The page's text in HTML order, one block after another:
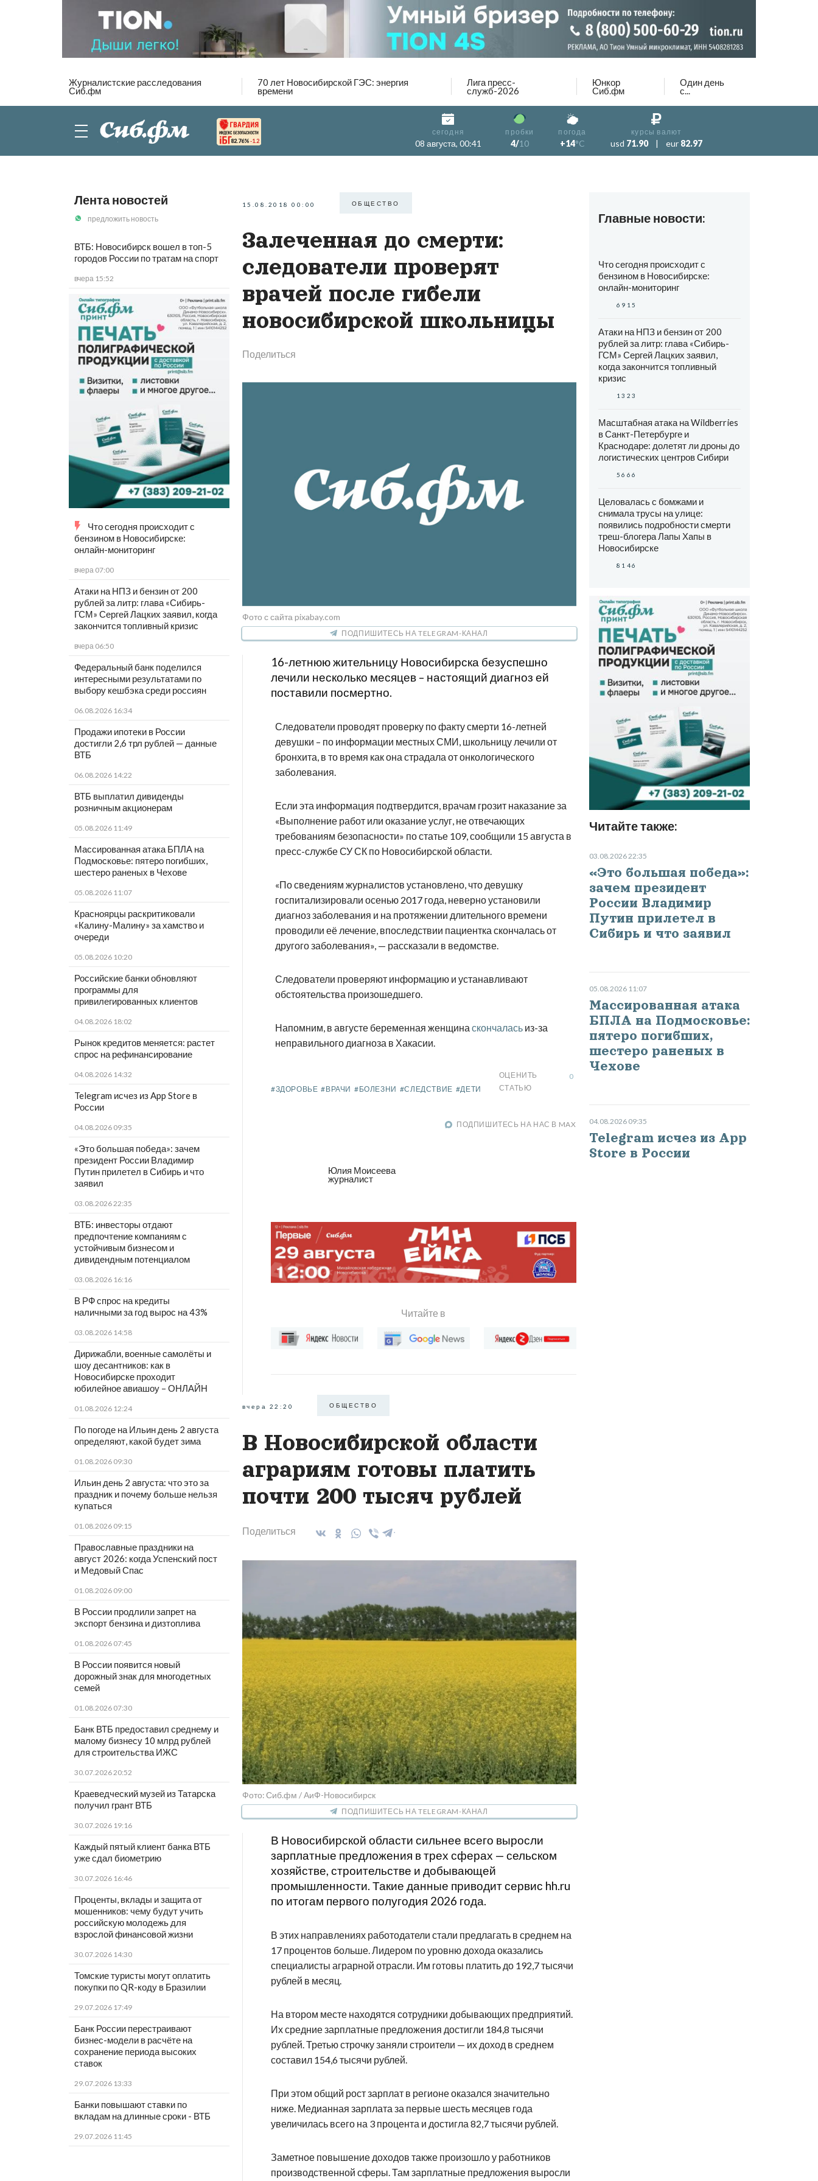
Журналистские расследования
Сиб.фм
70 лет Новосибирской ГЭС: энергия
времени
Лига пресс-
служб-2026
Юнкор
Сиб.фм
Один день
с...
82.76% -1.2
сегодня
08 августа, 00:41
пробки
4/10
погода
+14°C
курсы валют
usd 71.90 | eur 82.97
Лента новостей
предложить новость
ВТБ: Новосибирск вошел в топ-5
городов России по тратам на спорт
вчера 15:52
Что сегодня происходит с
бензином в Новосибирске:
онлайн-мониторинг
вчера 07:00
Атаки на НПЗ и бензин от 200
рублей за литр: глава «Сибирь-
ГСМ» Сергей Лацких заявил, когда
закончится топливный кризис
вчера 06:50
Федеральный банк поделился
интересными результатами по
выбору кешбэка среди россиян
06.08.2026 16:34
Продажи ипотеки в России
достигли 2,6 трл рублей — данные
ВТБ
06.08.2026 14:22
ВТБ выплатил дивиденды
розничным акционерам
05.08.2026 11:49
Массированная атака БПЛА на
Подмосковье: пятеро погибших,
шестеро раненых в Чехове
05.08.2026 11:07
Красноярцы раскритиковали
«Калину-Малину» за хамство и
очереди
05.08.2026 10:20
Российские банки обновляют
программы для
привилегированных клиентов
04.08.2026 18:02
Рынок кредитов меняется: растет
спрос на рефинансирование
04.08.2026 14:32
Telegram исчез из App Store в
России
04.08.2026 09:35
«Это большая победа»: зачем
президент России Владимир
Путин прилетел в Сибирь и что
заявил
03.08.2026 22:35
ВТБ: инвесторы отдают
предпочтение компаниям с
устойчивым бизнесом и
дивидендным потенциалом
03.08.2026 16:16
В РФ спрос на кредиты
наличными за год вырос на 43%
03.08.2026 14:58
Дирижабли, военные самолёты и
шоу десантников: как в
Новосибирске проходит
юбилейное авиашоу – ОНЛАЙН
01.08.2026 12:24
По погоде на Ильин день 2 августа
определяют, какой будет зима
01.08.2026 09:30
Ильин день 2 августа: что это за
праздник и почему больше нельзя
купаться
01.08.2026 09:15
Православные праздники на
август 2026: когда Успенский пост
и Медовый Спас
01.08.2026 09:00
В России продлили запрет на
экспорт бензина и дизтоплива
01.08.2026 07:45
В России появится новый
дорожный знак для многодетных
семей
01.08.2026 07:30
Банк ВТБ предоставил среднему и
малому бизнесу 10 млрд рублей
для строительства ИЖС
30.07.2026 20:52
Краеведческий музей из Татарска
получил грант ВТБ
30.07.2026 19:16
Каждый пятый клиент банка ВТБ
уже сдал биометрию
30.07.2026 16:46
Проценты, вклады и защита от
мошенников: чему будут учить
российскую молодежь для
взрослой финансовой жизни
30.07.2026 14:30
Томские туристы могут оплатить
покупки по QR-коду в Бразилии
29.07.2026 17:49
Банк России перестраивают
бизнес-модели в расчёте на
сохранение периода высоких
ставок
29.07.2026 13:33
Банки повышают ставки по
вкладам на длинные сроки - ВТБ
29.07.2026 11:45
15.08.2018 00:00 ОБЩЕСТВО
Залеченная до смерти:
следователи проверят
врачей после гибели
новосибирской школьницы
Поделиться
Фото с сайта pixabay.com
ПОДПИШИТЕСЬ НА TELEGRAM-КАНАЛ
16-летнюю жительницу Новосибирска безуспешно
лечили несколько месяцев – настоящий диагноз ей
поставили посмертно.
Следователи проводят проверку по факту смерти 16-летней
девушки – по информации местных СМИ, школьницу лечили от
бронхита, в то время как она страдала от онкологического
заболевания.
Если эта информация подтвердится, врачам грозит наказание за
«Выполнение работ или оказание услуг, не отвечающих
требованиям безопасности» по статье 109, сообщили 15 августа в
пресс-службе СУ СК по Новосибирской области.
«По сведениям журналистов установлено, что девушку
госпитализировали осенью 2017 года, неверно установили
диагноз заболевания и на протяжении длительного времени
проводили её лечение, впоследствии пациентка скончалась от
другого заболевания», — рассказали в ведомстве.
Следователи проверяют информацию и устанавливают
обстоятельства произошедшего.
Напомним, в августе беременная женщина скончалась из-за
неправильного диагноза в Хакасии.
#ЗДОРОВЬЕ #ВРАЧИ #БОЛЕЗНИ #СЛЕДСТВИЕ #ДЕТИ
ОЦЕНИТЬ
СТАТЬЮ
0
ПОДПИШИТЕСЬ НА НАС В MAX
Юлия Моисеева
журналист
Читайте в
вчера 22:20 ОБЩЕСТВО
В Новосибирской области
аграриям готовы платить
почти 200 тысяч рублей
Поделиться
Фото: Сиб.фм / АиФ-Новосибирск
ПОДПИШИТЕСЬ НА TELEGRAM-КАНАЛ
В Новосибирской области сильнее всего выросли
зарплатные предложения в трех сферах — сельском
хозяйстве, строительстве и добывающей
промышленности. Такие данные приводит сервис hh.ru
по итогам первого полугодия 2026 года.
В этих направлениях работодатели стали предлагать в среднем на
17 процентов больше. Лидером по уровню дохода оказались
специалисты аграрной отрасли. Им готовы платить до 192,7 тысячи
рублей в месяц.
На втором месте находятся сотрудники добывающих предприятий.
Их средние зарплатные предложения достигли 184,8 тысячи
рублей. Третью строчку заняли строители — их доход в среднем
составил 154,6 тысячи рублей.
При этом общий рост зарплат в регионе оказался значительно
ниже. Медианная зарплата за первые шесть месяцев года
увеличилась всего на 3 процента и достигла 82,7 тысячи рублей.
Заметное повышение доходов также произошло у работников
производственной сферы. Там зарплатные предложения выросли
Главные новости:
Что сегодня происходит с
бензином в Новосибирске:
онлайн-мониторинг
6915
Атаки на НПЗ и бензин от 200
рублей за литр: глава «Сибирь-
ГСМ» Сергей Лацких заявил,
когда закончится топливный
кризис
1323
Масштабная атака на Wildberries
в Санкт-Петербурге и
Краснодаре: долетят ли дроны до
логистических центров Сибири
5666
Целовалась с бомжами и
снимала трусы на улице:
появились подробности смерти
треш-блогера Лапы Хапы в
Новосибирске
8146
Читайте также:
03.08.2026 22:35
«Это большая победа»:
зачем президент
России Владимир
Путин прилетел в
Сибирь и что заявил
05.08.2026 11:07
Массированная атака
БПЛА на Подмосковье:
пятеро погибших,
шестеро раненых в
Чехове
04.08.2026 09:35
Telegram исчез из App
Store в России